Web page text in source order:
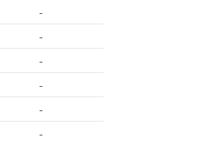
-
-
-
-
-
-